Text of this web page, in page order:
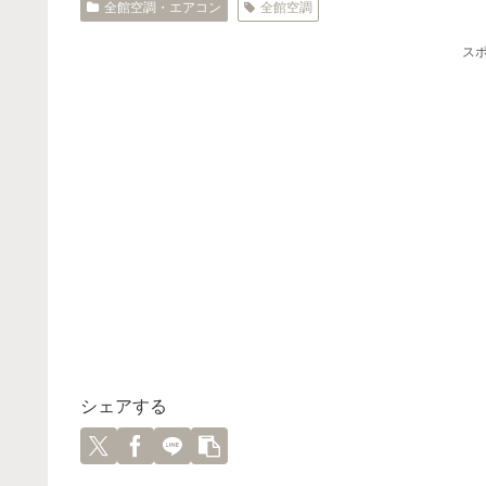
全館空調・エアコン 全館空調
ス
シェアする